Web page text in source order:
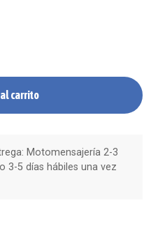
carrito
Motomensajería 2-3
3-5 días hábiles una vez